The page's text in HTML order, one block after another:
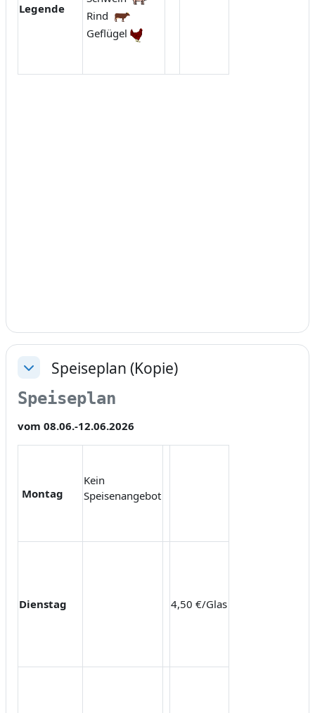
Legende
Rind
Geflügel
EinklappenSpeiseplan (Kopie)
Speiseplan
vom 08.06.-12.06.2026
Montag
Kein
Speisenangebot
Dienstag 4,50 €/Glas